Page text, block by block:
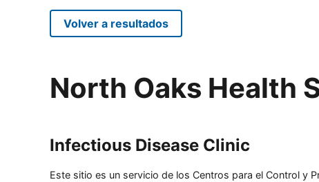
Volver a resultados
North Oaks Health
Infectious Disease Clinic
Este sitio es un servicio de los Centros para el Control y